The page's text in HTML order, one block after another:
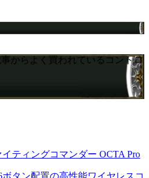
からよく買われているコントロ
ティングコマンダー OCTA Pro
タン配置の高性能ワイヤレスコ